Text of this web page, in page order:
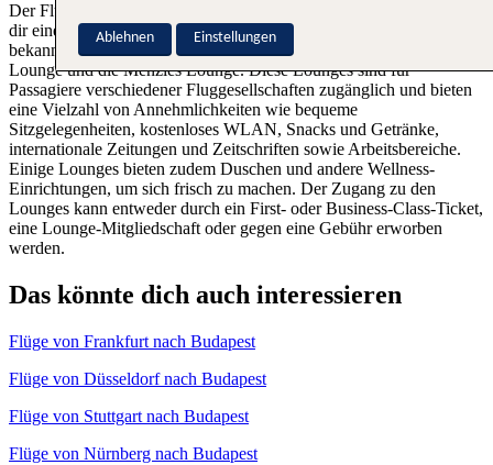
Der Flughafen Budapest bietet mehrere komfortable Lounges, die
dir einen ruhigen und angenehmen Aufenthalt ermöglichen. Zu den
bekanntesten Lounges gehören die SkyCourt Lounge, die Platinum
Lounge und die Menzies Lounge. Diese Lounges sind für
Passagiere verschiedener Fluggesellschaften zugänglich und bieten
eine Vielzahl von Annehmlichkeiten wie bequeme
Sitzgelegenheiten, kostenloses WLAN, Snacks und Getränke,
internationale Zeitungen und Zeitschriften sowie Arbeitsbereiche.
Einige Lounges bieten zudem Duschen und andere Wellness-
Einrichtungen, um sich frisch zu machen. Der Zugang zu den
Lounges kann entweder durch ein First- oder Business-Class-Ticket,
eine Lounge-Mitgliedschaft oder gegen eine Gebühr erworben
werden.
Das könnte dich auch interessieren
Flüge von Frankfurt nach Budapest
Flüge von Düsseldorf nach Budapest
Flüge von Stuttgart nach Budapest
Flüge von Nürnberg nach Budapest
Ablehnen Einstellungen